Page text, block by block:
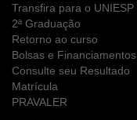
Transfira para o UNIESP
2ª Graduação
Retorno ao curso
Bolsas e Financiamentos
Consulte seu Resultado
Matrícula
PRAVALER